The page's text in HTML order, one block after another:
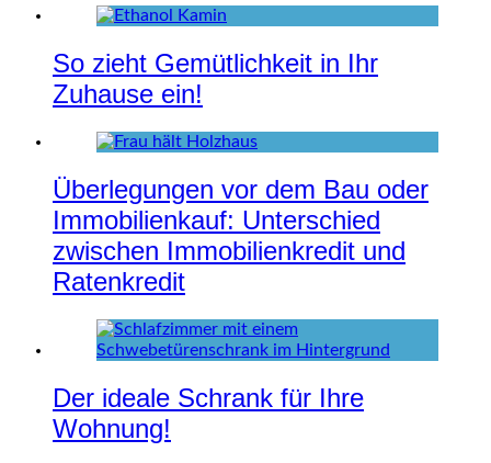
So zieht Gemütlichkeit in Ihr
Zuhause ein!
Überlegungen vor dem Bau oder
Immobilienkauf: Unterschied
zwischen Immobilienkredit und
Ratenkredit
Der ideale Schrank für Ihre
Wohnung!